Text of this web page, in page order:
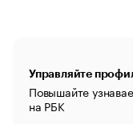
Управляйте
Повышайте
на РБК